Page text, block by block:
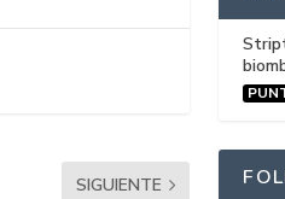
SIGUIENTE